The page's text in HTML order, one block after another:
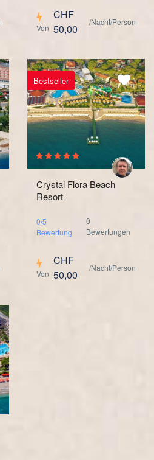
Von
CHF
50,00
/Nacht/Person
Bestseller
Crystal Flora Beach
Resort
0/5
Bewertung
0
Bewertungen
Von
CHF
50,00
/Nacht/Person